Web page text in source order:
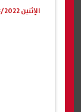
الإثنين 14/03/2022 10:45 ص